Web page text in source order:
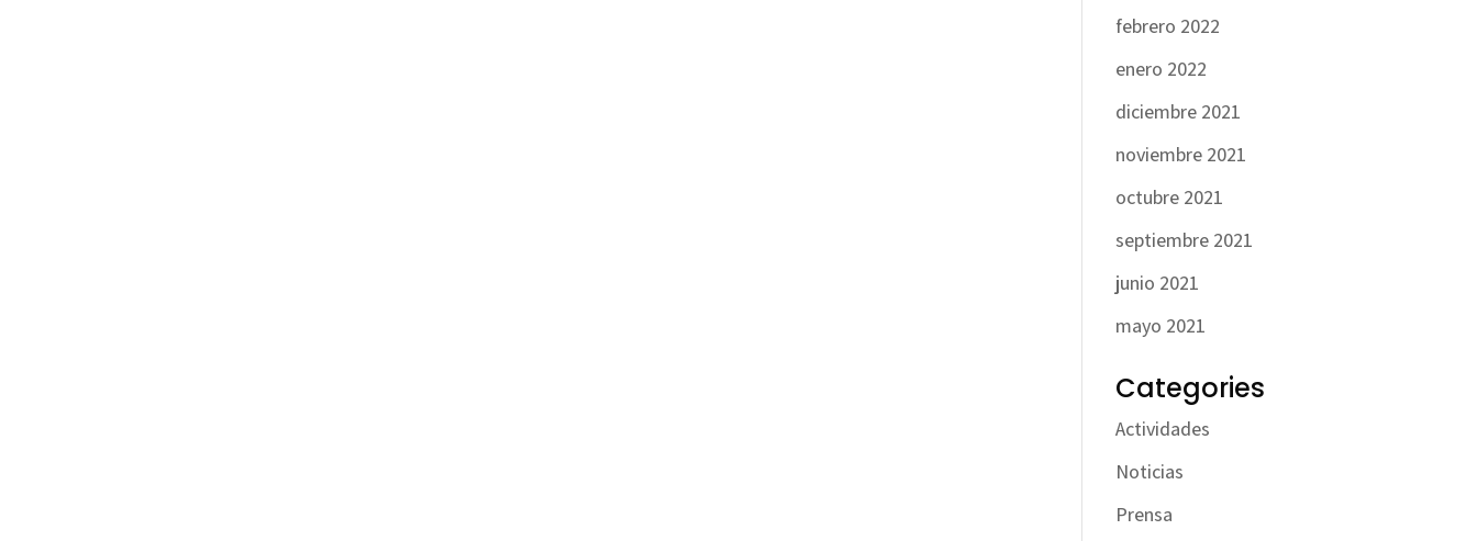
febrero 2022
enero 2022
diciembre 2021
noviembre 2021
octubre 2021
septiembre 2021
junio 2021
mayo 2021
Categories
Actividades
Noticias
Prensa